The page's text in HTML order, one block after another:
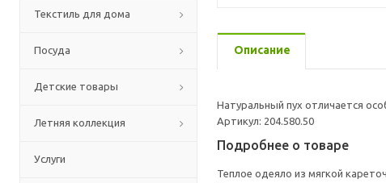
Текстиль для дома
Посуда
Детские товары
Летняя коллекция
Услуги
Описание
Натуральный пух отличается
Артикул: 204.580.50
Подробнее о товаре
Теплое одеяло из мягкой